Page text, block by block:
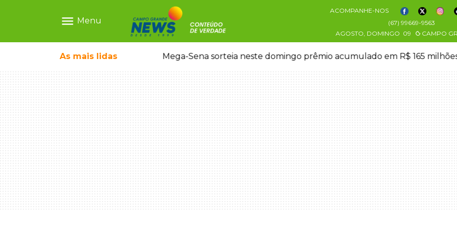
menu Menu
ACOMPANHE-NOS
(67) 99669-9563
AGOSTO, DOMINGO 09 CAMPO
As mais lidas
em sequestro de bebê na Capital Mega-Sena sorteia neste domingo prêmio acumulado em R$ 165